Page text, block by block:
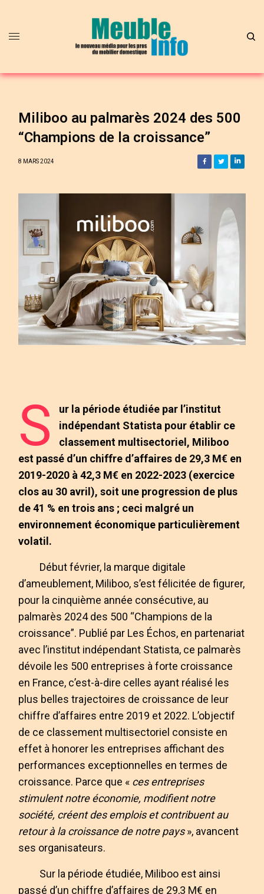
Miliboo au palmarès 2024 des 500
“Champions de la croissance”
8 MARS 2024
S
ur la période étudiée par l’institut
indépendant Statista pour établir ce
classement multisectoriel, Miliboo
est passé d’un chiffre d’affaires de 29,3 M€ en
2019-2020 à 42,3 M€ en 2022-2023 (exercice
clos au 30 avril), soit une progression de plus
de 41 % en trois ans ; ceci malgré un
environnement économique particulièrement
volatil.
Début février, la marque digitale
d’ameublement, Miliboo, s’est félicitée de figurer,
pour la cinquième année consécutive, au
palmarès 2024 des 500 “Champions de la
croissance”. Publié par Les Échos, en partenariat
avec l’institut indépendant Statista, ce palmarès
dévoile les 500 entreprises à forte croissance
en France, c’est-à-dire celles ayant réalisé les
plus belles trajectoires de croissance de leur
chiffre d’affaires entre 2019 et 2022. L’objectif
de ce classement multisectoriel consiste en
effet à honorer les entreprises affichant des
performances exceptionnelles en termes de
croissance. Parce que « ces entreprises
stimulent notre économie, modifient notre
société, créent des emplois et contribuent au
retour à la croissance de notre pays», avancent
ses organisateurs.
Sur la période étudiée, Miliboo est ainsi
passé d’un chiffre d’affaires de 29,3 M€ en